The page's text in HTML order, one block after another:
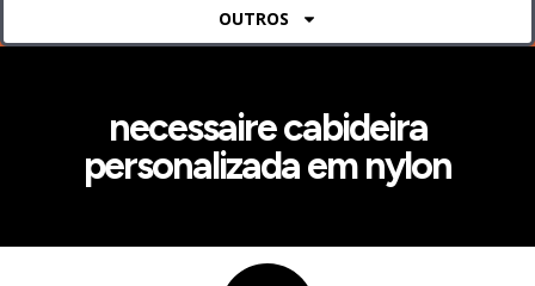
OUTROS
necessaire cabideira
personalizada em nylon